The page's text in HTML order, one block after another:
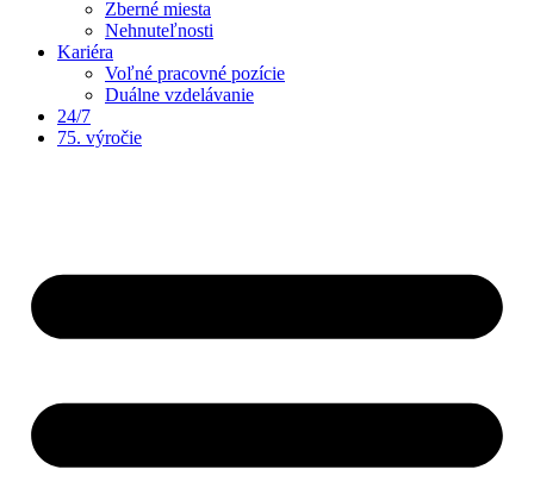
Zberné miesta
Nehnuteľnosti
Kariéra
Voľné pracovné pozície
Duálne vzdelávanie
24/7
75. výročie